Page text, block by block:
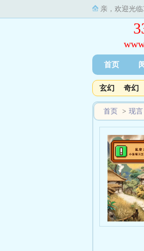
亲，欢迎光临
首页
玄幻 奇幻
首页 > 现言